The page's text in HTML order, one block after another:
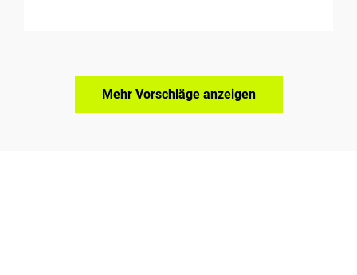
Mehr Vorschläge anzeigen